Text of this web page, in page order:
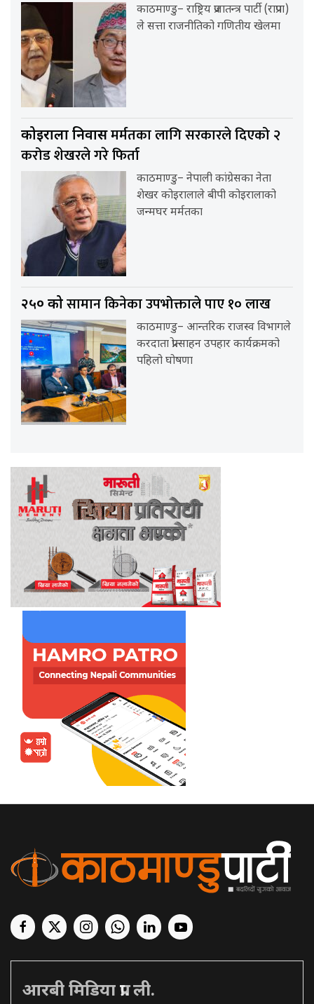
काठमाण्डु– राष्ट्रिय प्रजातन्त्र पार्टी (राप्रपा)
ले सत्ता राजनीतिको गणितीय खेलमा
कोइराला निवासमर्मतका लागि सरकारले दिएको २
करोड शेखरले गरे फिर्ता
काठमाण्डु– नेपाली कांग्रेसका नेता
शेखर कोइरालाले बीपी कोइरालाको
जन्मघर मर्मतका
२५० कोसामान किनेका उपभोक्ताले पाए १० लाख
काठमाण्डु– आन्तरिक राजस्व विभागले
करदाता प्रोत्साहन उपहार कार्यक्रमको
पहिलो घोषणा
आरबी मिडिया प्रा. ली.